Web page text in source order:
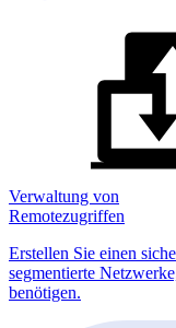
Verwaltung von
Remotezugriffen
Erstellen Sie einen
segmentierte
benötigen.